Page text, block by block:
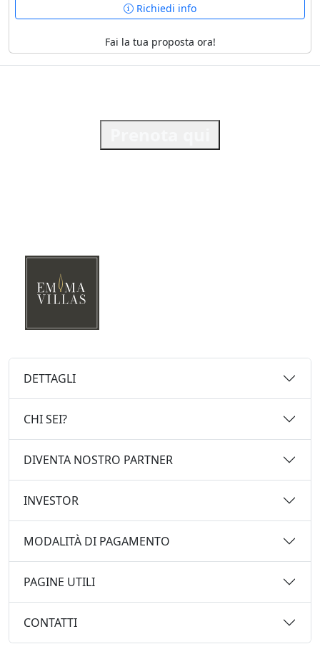
Richiedi info
Fai la tua proposta ora!
DETTAGLI
CHI SEI?
DIVENTA NOSTRO PARTNER
INVESTOR
MODALITÀ DI PAGAMENTO
PAGINE UTILI
CONTATTI